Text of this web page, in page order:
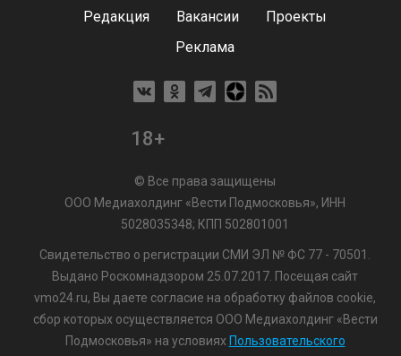
Редакция Вакансии
Проекты
Реклама
18+
© Все права защищены
ООО Медиахолдинг «Вести Подмосковья», ИНН
5028035348; КПП 502801001
Свидетельство о регистрации СМИ ЭЛ № ФС 77 - 70501.
Выдано Роскомнадзором 25.07.2017. Посещая сайт
vmo24.ru, Вы даете согласие на обработку файлов cookie,
сбор которых осуществляется ООО Медиахолдинг «Вести
Подмосковья» на условиях Пользовательского